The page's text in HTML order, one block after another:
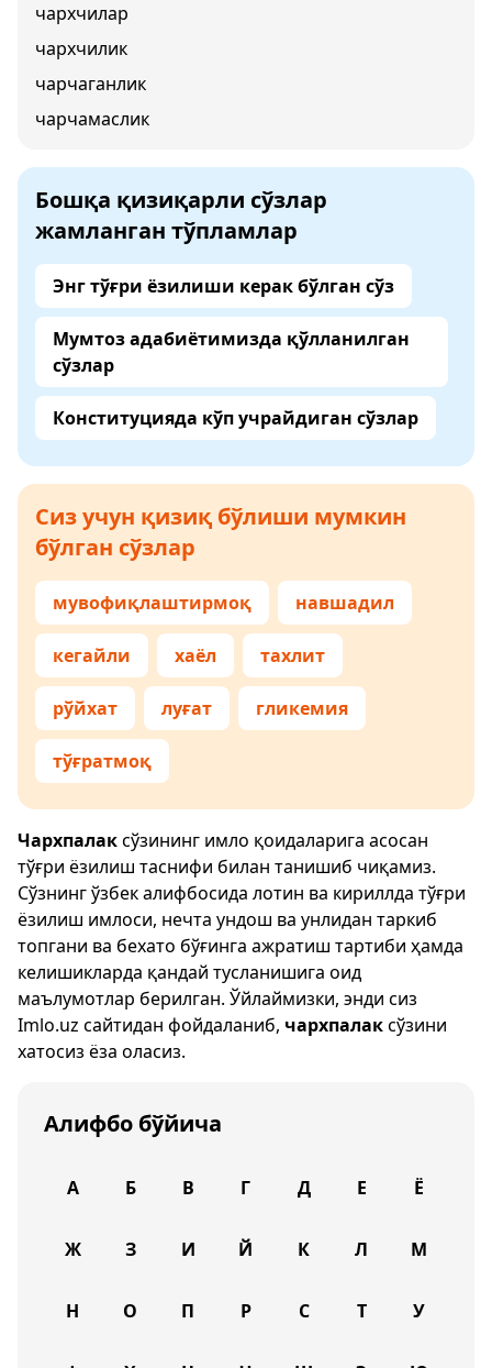
чархчилар
чархчилик
чарчаганлик
чарчамаслик
Бошқа қизиқарли сўзлар
жамланган тўпламлар
Энг тўғри ёзилиши керак бўлган сўз
Мумтоз адабиётимизда қўлланилган
сўзлар
Конституцияда кўп учрайдиган сўзлар
Сиз учун қизиқ бўлиши мумкин
бўлган сўзлар
мувофиқлаштирмоқ навшадил
кегайли хаёл тахлит
рўйхат луғат гликемия
тўғратмоқ
Чархпалаксўзининг имло қоидаларига асосан
тўғри ёзилиш таснифи билан танишиб чиқамиз.
Сўзнинг ўзбек алифбосида лотин ва кириллда тўғри
ёзилиш имлоси, нечта ундош ва унлидан таркиб
топгани ва бехато бўғинга ажратиш тартиби ҳамда
келишикларда қандай тусланишига оид
маълумотлар берилган. Ўйлаймизки, энди сиз
Imlo.uz сайтидан фойдаланиб, чархпалаксўзини
хатосиз ёза оласиз.
Алифбо бўйича
А Б В Г Д Е Ё
Ж З И Й К Л М
Н О П Р С Т У